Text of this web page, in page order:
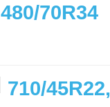
480/70R34
710/